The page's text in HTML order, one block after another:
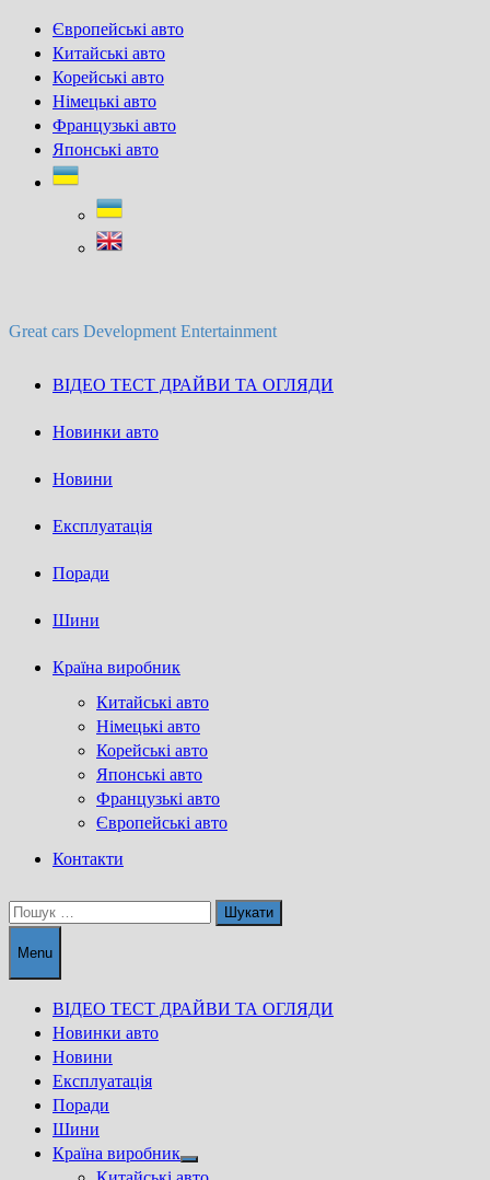
Skip
content
Європейські авто
Китайські авто
Корейські авто
Німецькі авто
Французькі авто
Японські авто
Great cars Development Entertainment
ВІДЕО ТЕСТ ДРАЙВИ ТА ОГЛЯДИ
Новинки авто
Новини
Експлуатація
Поради
Шини
Країна виробник
Китайські авто
Німецькі авто
Корейські авто
Японські авто
Французькі авто
Європейські авто
Контакти
Пошук:
Menu
ВІДЕО ТЕСТ ДРАЙВИ ТА ОГЛЯДИ
Новинки авто
Новини
Експлуатація
Поради
Шини
Країна виробник
Show